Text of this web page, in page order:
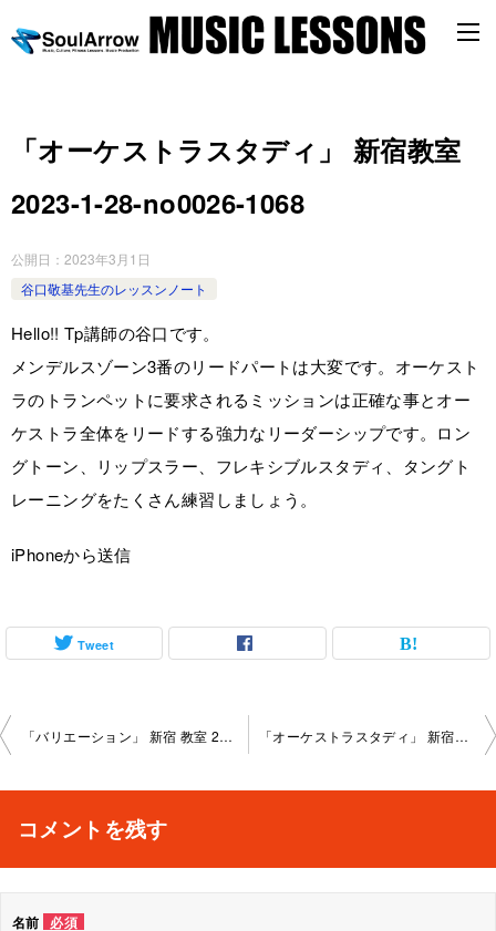
「オーケストラスタディ」 新宿教室
2023-1-28-­no0026-­1068
公開日： 2023年3月1日
谷口敬基先生のレッスンノート
Hello!! Tp講師の谷口です。
メンデルスゾーン3番のリードパートは大変です。オーケスト
ラのトランペットに要求されるミッションは正確な事とオー
ケストラ全体をリードする強力なリーダーシップです。ロン
グトーン、リップスラー、フレキシブルスタディ、タングト
レーニングをたくさん練習しましょう。
iPhoneから送信
Tweet
投
ビ
「バリエーション」 新宿 教室 2023-1-28­-­no0026-­1096 「オーケストラスタディ」 新宿教室 2023-1-29-­no0026-­1068
コメントを残す
名前 必須